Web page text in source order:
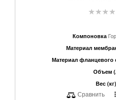
Компоновка
Материал
Материал фланцевого
Объем
Вес (кг)
Сравнить